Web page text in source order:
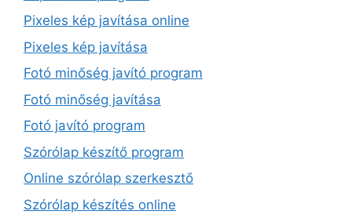
Pixeles kép javítása online
Pixeles kép javítása
Fotó minőség javító program
Fotó minőség javítása
Fotó javító program
Szórólap készítő program
Online szórólap szerkesztő
Szórólap készítés online